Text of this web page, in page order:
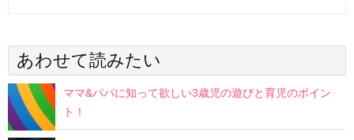
あわせて読みたい
ママ&パパに知って欲しい3歳児の遊びと育児のポイン
ト！